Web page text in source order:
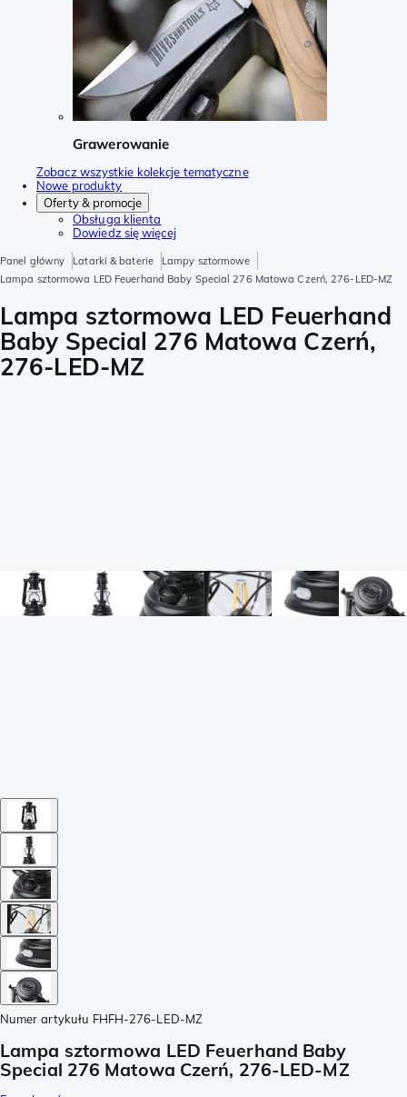
Grawerowanie
Zobacz wszystkie kolekcje tematyczne
Nowe produkty
Oferty & promocje
Obsługa klienta
Dowiedz się więcej
Panel główny Latarki & baterie
Lampy sztormowe
Lampa sztormowa LED Feuerhand Baby Special 276 Matowa Czerń, 276-LED-MZ
Lampa sztormowa LED Feuerhand
Baby Special 276 Matowa Czerń,
276-LED-MZ
Numer artykułu FHFH-276-LED-MZ
Lampa sztormowa LED Feuerhand Baby
Special 276 Matowa Czerń, 276-LED-MZ